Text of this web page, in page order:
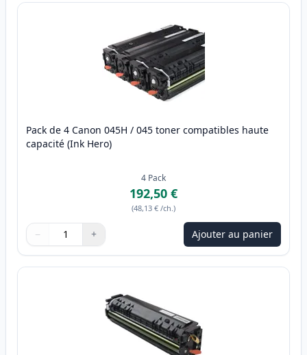
Pack de 4 Canon 045H / 045 toner compatibles haute
capacité (Ink Hero)
4 Pack
192,50 €
(48,13 € /ch.)
Quantité
Utilisez les boutons pour ajuster
− +
Quantité Ajouter au panier